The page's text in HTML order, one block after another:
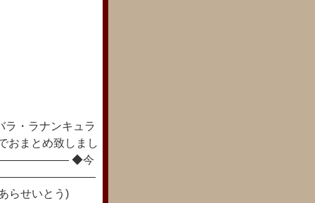
ラ・ラナンキュラ
おまとめ致しまし
◆今
らせいとう)